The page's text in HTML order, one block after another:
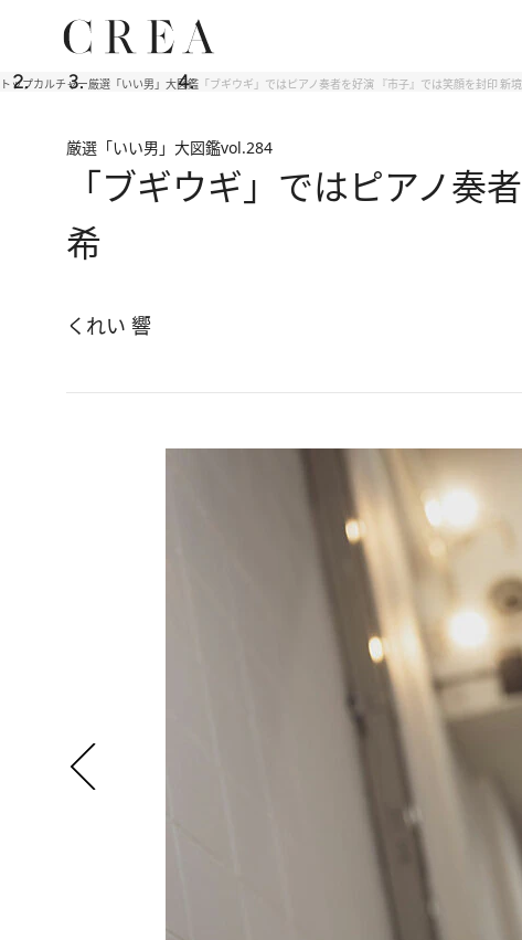
トップカルチャー厳選「いい男」大図鑑 「ブギウギ」ではピアノ奏者を好演 『市子』では笑顔を封印 新
厳選「いい男」大図鑑vol.284
「ブギウギ」ではピアノ奏
希
くれい 響